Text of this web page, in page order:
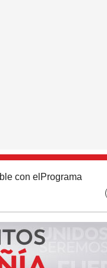
con el Programa